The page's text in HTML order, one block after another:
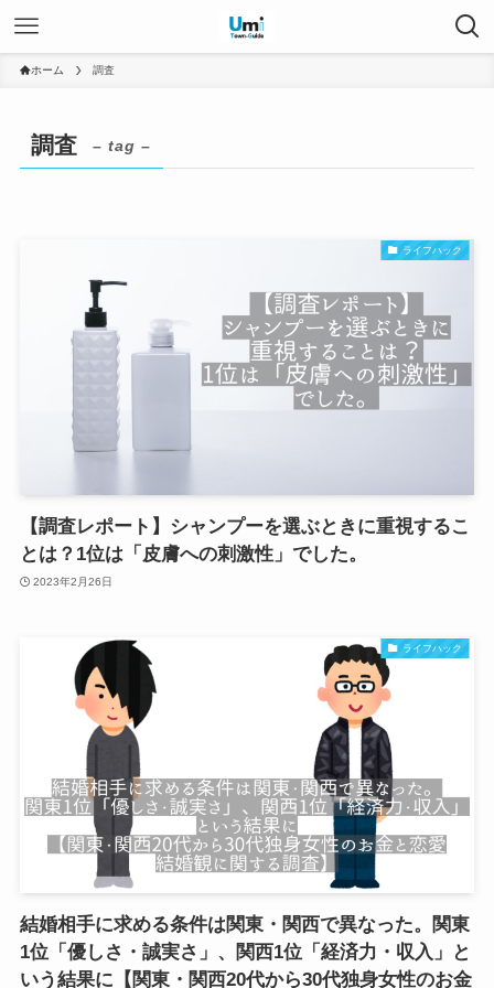
ホーム 調査
調査 – tag –
ライフハック
【調査レポート】シャンプーを選ぶときに重視するこ
とは？1位は「皮膚への刺激性」でした。
2023年2月26日
ライフハック
結婚相手に求める条件は関東・関西で異なった。関東
1位「優しさ・誠実さ」、関西1位「経済力・収入」と
いう結果に【関東・関西20代から30代独身女性のお金